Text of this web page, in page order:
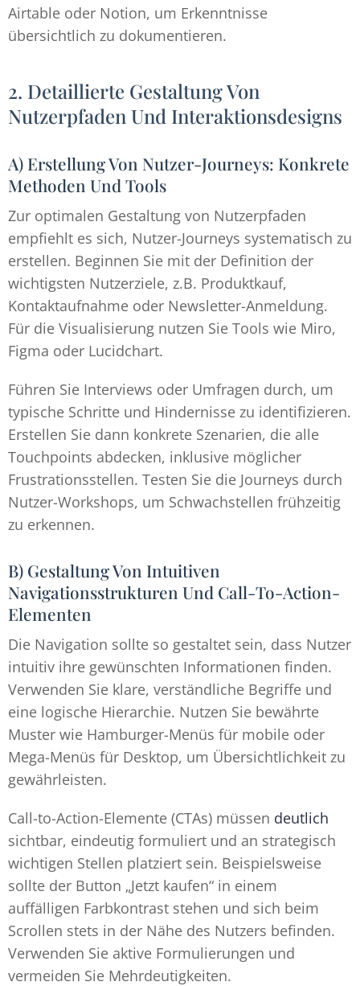
Airtable oder Notion, um Erkenntnisse
übersichtlich zu dokumentieren.
2. Detaillierte Gestaltung Von
Nutzerpfaden Und Interaktionsdesigns
A) Erstellung Von Nutzer-Journeys: Konkrete
Methoden Und Tools
Zur optimalen Gestaltung von Nutzerpfaden
empfiehlt es sich, Nutzer-Journeys systematisch zu
erstellen. Beginnen Sie mit der Definition der
wichtigsten Nutzerziele, z.B. Produktkauf,
Kontaktaufnahme oder Newsletter-Anmeldung.
Für die Visualisierung nutzen Sie Tools wie Miro,
Figma oder Lucidchart.
Führen Sie Interviews oder Umfragen durch, um
typische Schritte und Hindernisse zu identifizieren.
Erstellen Sie dann konkrete Szenarien, die alle
Touchpoints abdecken, inklusive möglicher
Frustrationsstellen. Testen Sie die Journeys durch
Nutzer-Workshops, um Schwachstellen frühzeitig
zu erkennen.
B) Gestaltung Von Intuitiven
Navigationsstrukturen Und Call-To-Action-
Elementen
Die Navigation sollte so gestaltet sein, dass Nutzer
intuitiv ihre gewünschten Informationen finden.
Verwenden Sie klare, verständliche Begriffe und
eine logische Hierarchie. Nutzen Sie bewährte
Muster wie Hamburger-Menüs für mobile oder
Mega-Menüs für Desktop, um Übersichtlichkeit zu
gewährleisten.
Call-to-Action-Elemente (CTAs) müssen deutlich
sichtbar, eindeutig formuliert und an strategisch
wichtigen Stellen platziert sein. Beispielsweise
sollte der Button „Jetzt kaufen“ in einem
auffälligen Farbkontrast stehen und sich beim
Scrollen stets in der Nähe des Nutzers befinden.
Verwenden Sie aktive Formulierungen und
vermeiden Sie Mehrdeutigkeiten.